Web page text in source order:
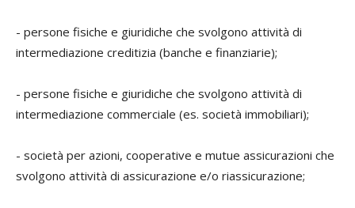
- persone fisiche e giuridiche che svolgono attività di
intermediazione creditizia (banche e finanziarie);
- persone fisiche e giuridiche che svolgono attività di
intermediazione commerciale (es. società immobiliari);
- società per azioni, cooperative e mutue assicurazioni che
svolgono attività di assicurazione e/o riassicurazione;